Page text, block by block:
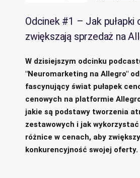
Odcinek #1 – Jak pułapki
zwiększają sprzedaż na
W dzisiejszym odcinku
"Neuromarketing na Allegro"
fascynujący świat pułapek
cenowych na platformie
jakie są podstawy tworzenia
zestawowych i jak
różnice w cenach, aby
konkurencyjność swojej oferty.